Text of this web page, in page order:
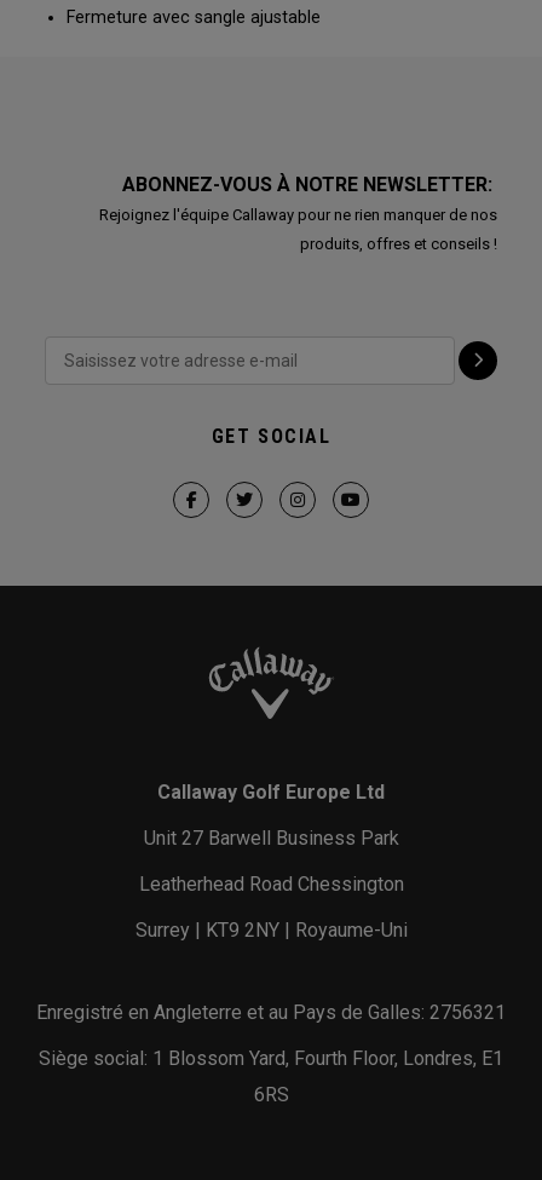
Fermeture avec sangle ajustable
ABONNEZ-VOUS À NOTRE NEWSLETTER:
Rejoignez l'équipe Callaway pour ne rien manquer de nos
produits, offres et conseils !
GET SOCIAL
Callaway Golf Europe Ltd
Unit 27 Barwell Business Park
Leatherhead Road Chessington
Surrey | KT9 2NY | Royaume-Uni
Enregistré en Angleterre et au Pays de Galles: 2756321
Siège social: 1 Blossom Yard, Fourth Floor, Londres, E1
6RS